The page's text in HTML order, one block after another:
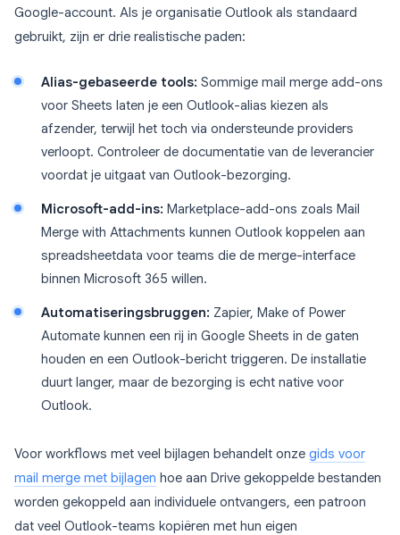
Google-account. Als je organisatie Outlook als standaard
gebruikt, zijn er drie realistische paden:
Alias-gebaseerde tools: Sommige mail merge add-ons
voor Sheets laten je een Outlook-alias kiezen als
afzender, terwijl het toch via ondersteunde providers
verloopt. Controleer de documentatie van de leverancier
voordat je uitgaat van Outlook-bezorging.
Microsoft-add-ins: Marketplace-add-ons zoals Mail
Merge with Attachments kunnen Outlook koppelen aan
spreadsheetdata voor teams die de merge-interface
binnen Microsoft 365 willen.
Automatiseringsbruggen: Zapier, Make of Power
Automate kunnen een rij in Google Sheets in de gaten
houden en een Outlook-bericht triggeren. De installatie
duurt langer, maar de bezorging is echt native voor
Outlook.
Voor workflows met veel bijlagen behandelt onze gids voor
mail merge met bijlagen hoe aan Drive gekoppelde bestanden
worden gekoppeld aan individuele ontvangers, een patroon
dat veel Outlook-teams kopiëren met hun eigen